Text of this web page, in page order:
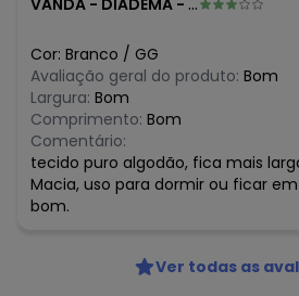
VANDA - DIADEMA - SP
Cor: Branco / GG
Avaliação geral do produto: Bom
Largura: Bom
Comprimento: Bom
Comentário:
tecido puro algodão, fica mais
Macia, uso para dormir ou ficar
bom.
Ver todas as